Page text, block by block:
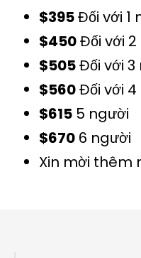
$395Đối với 1
$450Đối với
$505Đối với 3
$560Đối với
$615 5 người
$670 6 người
Xin mời thêm